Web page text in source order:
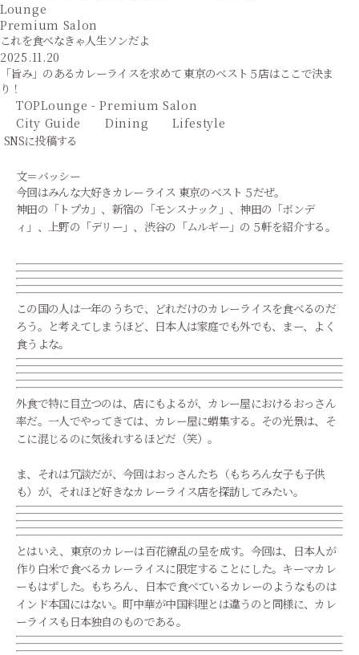
Lounge
Premium Salon
これを食べなきゃ人生ソンだよ
2025.11.20
「旨み」のあるカレーライスを求めて 東京のベスト５店はここで決ま
り！
TOPLounge - Premium Salon
City Guide
Dining
Lifestyle
SNSに投稿する
文＝バッシー
今回はみんな大好きカレーライス 東京のベスト５だぜ。
神田の「トプカ」、新宿の「モンスナック」、神田の「ボンデ
ィ」、上野の「デリー」、渋谷の「ムルギー」の５軒を紹介する。
この国の人は一年のうちで、どれだけのカレーライスを食べるのだ
ろう。と考えてしまうほど、日本人は家庭でも外でも、まー、よく
食うよな。
外食で特に目立つのは、店にもよるが、カレー屋におけるおっさん
率だ。一人でやってきては、カレー屋に蝟集する。その光景は、そ
こに混じるのに気後れするほどだ（笑）。
ま、それは冗談だが、今回はおっさんたち（もちろん女子も子供
も）が、それほど好きなカレーライス店を探訪してみたい。
とはいえ、東京のカレーは百花繚乱の呈を成す。今回は、日本人が
作り白米で食べるカレーライスに限定することにした。キーマカレ
ーもはずした。もちろん、日本で食べているカレーのようなものは
インド本国にはない。町中華が中国料理とは違うのと同様に、カレ
ーライスも日本独自のものである。